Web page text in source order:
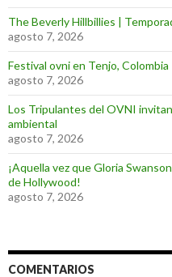
The Beverly Hillbillies |
agosto 7, 2026
Festival ovni en Tenjo, Colombia
agosto 7, 2026
Los Tripulantes del OVNI
ambiental
agosto 7, 2026
¡Aquella vez que Gloria
de Hollywood!
agosto 7, 2026
COMENTARIOS